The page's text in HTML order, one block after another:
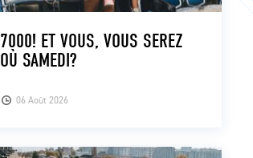
06 Août 2026
7000! ET VOUS, VOUS SEREZ
OÙ SAMEDI?